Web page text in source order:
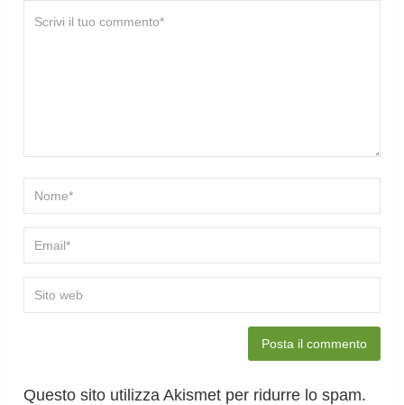
Questo sito utilizza Akismet per ridurre lo spam.